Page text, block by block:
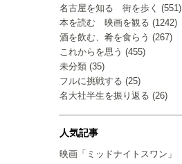
名古屋を知る 街を歩く (551)
本を読む 映画を観る (1242)
酒を飲む、肴を食らう (267)
これからを思う (455)
未分類 (35)
フルに挑戦する (25)
名大社半生を振り返る (26)
人気記事
映画「ミッドナイトスワン」